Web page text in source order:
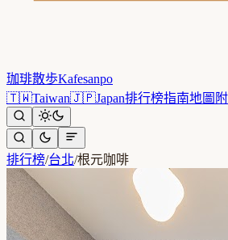
珈琲散歩Kafesanpo
🇹🇼Taiwan🇯🇵Japan排行榜指南地圖
排行榜/台北/根元咖啡